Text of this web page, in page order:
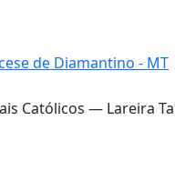
de Diamantino - MT